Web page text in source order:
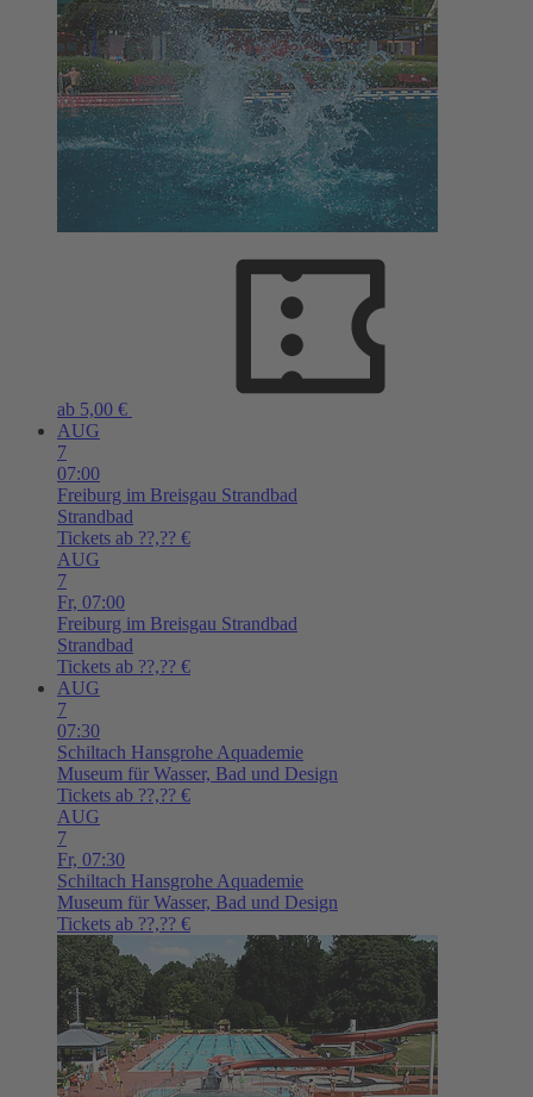
ab 5,00 €
AUG
7
07:00
Freiburg im Breisgau Strandbad
Strandbad
Tickets ab ??,?? €
AUG
7
Fr, 07:00
Freiburg im Breisgau Strandbad
Strandbad
Tickets ab ??,?? €
AUG
7
07:30
Schiltach Hansgrohe Aquademie
Museum für Wasser, Bad und Design
Tickets ab ??,?? €
AUG
7
Fr, 07:30
Schiltach Hansgrohe Aquademie
Museum für Wasser, Bad und Design
Tickets ab ??,?? €